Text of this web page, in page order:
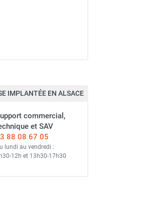
IMPLANTÉE EN ALSACE
commercial,
et SAV
88 08 67 05
lundi au vendredi :
12h et 13h30-17h30